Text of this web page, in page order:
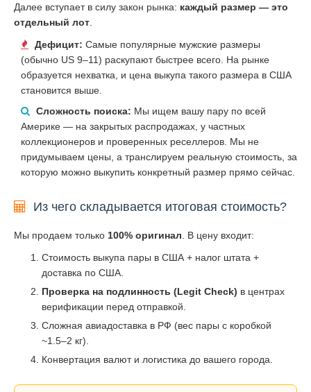
Далее вступает в силу закон рынка: каждый размер — это
отдельный лот
Дефицит: Самые популярные мужские размеры
(обычно US 9–11) раскупают быстрее всего. На рынке
образуется нехватка, и цена выкупа такого размера в США
становится выше.
Сложность поиска: Мы ищем вашу пару по всей
Америке — на закрытых распродажах, у частных
коллекционеров и проверенных реселлеров. Мы не
придумываем цены, а транслируем реальную стоимость, за
которую можно выкупить конкретный размер прямо сейчас.
Из чего складывается итоговая стоимость?
Мы продаем только 100% оригинал . В цену входит:
Стоимость выкупа пары в США + налог штата +
доставка по США.
Проверка на подлинность (Legit Check) в центрах
верификации перед отправкой.
Сложная авиадоставка в РФ (вес пары с коробкой
~1.5–2 кг).
Конвертация валют и логистика до вашего города.